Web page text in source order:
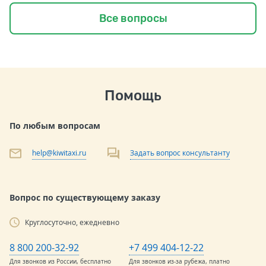
Все вопросы
Помощь
По любым вопросам
help@kiwitaxi.ru Задать вопрос консультанту
Вопрос по существующему заказу
Круглосуточно, ежедневно
8 800 200-32-92
Для звонков из России, бесплатно
+7 499 404-12-22
Для звонков из-за рубежа, платно